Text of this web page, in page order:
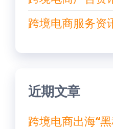
跨境电商服务资
近期文章
跨境电商出海“